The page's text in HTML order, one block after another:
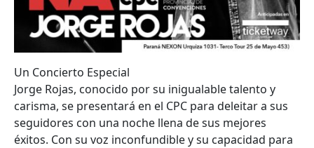
Un Concierto Especial
Jorge Rojas, conocido por su inigualable talento y
carisma, se presentará en el CPC para deleitar a sus
seguidores con una noche llena de sus mejores
éxitos. Con su voz inconfundible y su capacidad para